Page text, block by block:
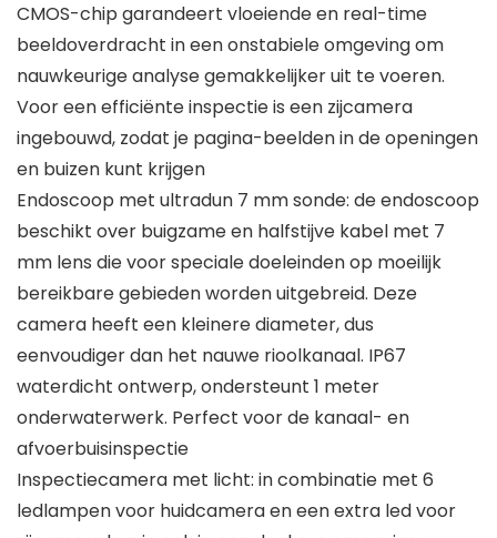
CMOS-chip garandeert vloeiende en real-time
beeldoverdracht in een onstabiele omgeving om
nauwkeurige analyse gemakkelijker uit te voeren.
Voor een efficiënte inspectie is een zijcamera
ingebouwd, zodat je pagina-beelden in de openingen
en buizen kunt krijgen
Endoscoop met ultradun 7 mm sonde: de endoscoop
beschikt over buigzame en halfstijve kabel met 7
mm lens die voor speciale doeleinden op moeilijk
bereikbare gebieden worden uitgebreid. Deze
camera heeft een kleinere diameter, dus
eenvoudiger dan het nauwe rioolkanaal. IP67
waterdicht ontwerp, ondersteunt 1 meter
onderwaterwerk. Perfect voor de kanaal- en
afvoerbuisinspectie
Inspectiecamera met licht: in combinatie met 6
ledlampen voor huidcamera en een extra led voor